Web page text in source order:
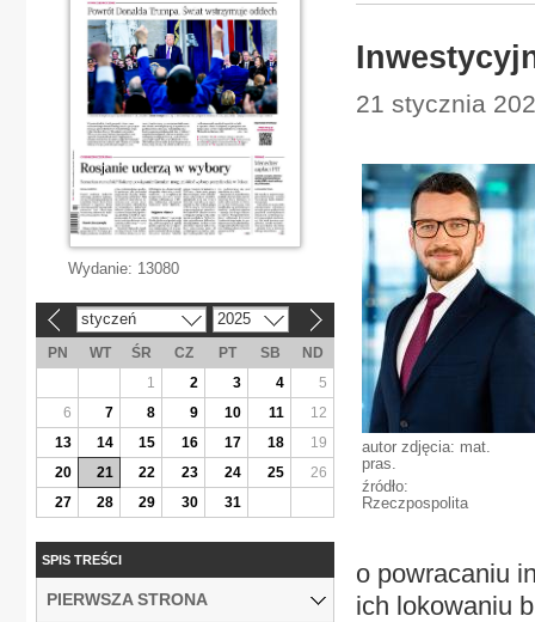
21 stycznia
autor zdjęcia: mat.
pras.
źródło:
Rzeczpospolita
o powracaniu
ich lokowaniu
Wydanie: 13080
styczeń 2025
PN WT ŚR CZ PT SB
ND
1
2 3 4
5
6
7 8 9 10 11
12
13
14 15 16 17 18
19
20
21 22 23 24 25
26
27
28 29 30 31
SPIS TREŚCI
PIERWSZA STRONA